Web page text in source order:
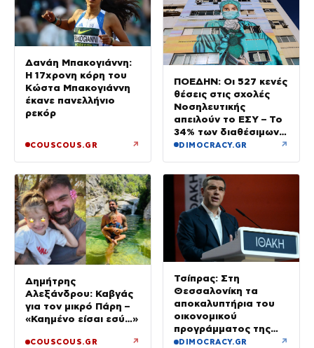
Δανάη Μπακογιάννη:
Η 17χρονη κόρη του
Κώστα Μπακογιάννη
έκανε πανελλήνιο
ρεκόρ
COUSCOUS.GR ↗
ΠΟΕΔΗΝ: Οι 527 κενές
θέσεις στις σχολές
Νοσηλευτικής
απειλούν το ΕΣΥ – Το
34% των διαθέσιμων
δεν καλύφθηκε
DIMOCRACY.GR ↗
Δημήτρης
Αλεξάνδρου: Καβγάς
για τον μικρό Πάρη –
«Καημένο είσαι εσύ…»
COUSCOUS.GR ↗
Τσίπρας: Στη
Θεσσαλονίκη τα
αποκαλυπτήρια του
οικονομικού
προγράμματος της
ΕΛ.Α.Σ.
DIMOCRACY.GR ↗